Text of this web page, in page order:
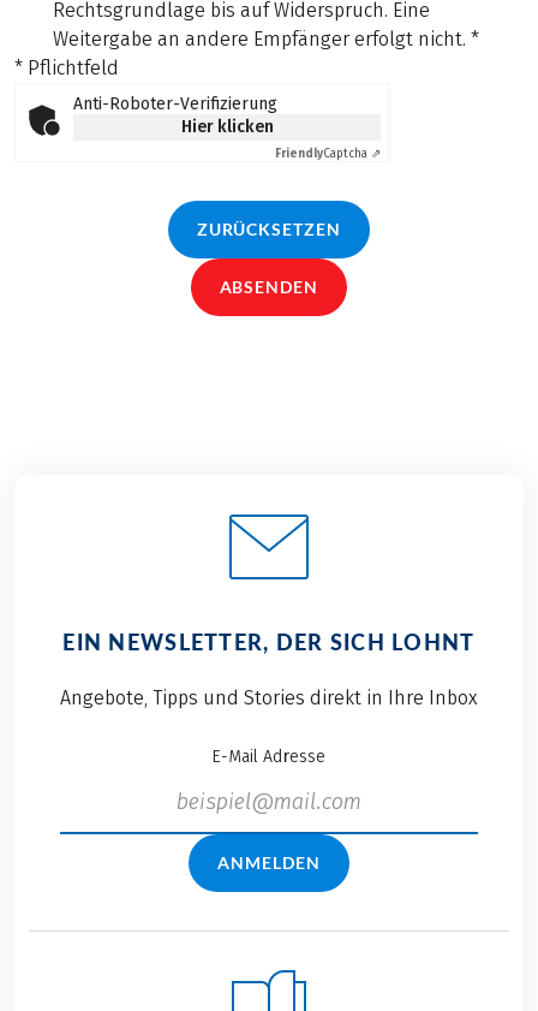
Rechtsgrundlage bis auf Widerspruch. Eine
Weitergabe an andere Empfänger erfolgt nicht. *
* Pflichtfeld
Anti-Roboter-Verifizierung
Hier klicken
FriendlyCaptcha ⇗
ZURÜCKSETZEN
ABSENDEN
EIN NEWSLETTER, DER SICH LOHNT
Angebote, Tipps und Stories direkt in Ihre Inbox
E-Mail Adresse
ANMELDEN